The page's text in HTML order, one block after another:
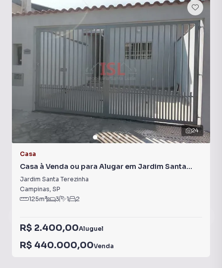
24
Casa
Casa à Venda ou para Alugar em Jardim Santa
Terezinha
Jardim Santa Terezinha
Campinas, SP
125m² 3 1 2
R$ 2.400,00Aluguel
R$ 440.000,00Venda